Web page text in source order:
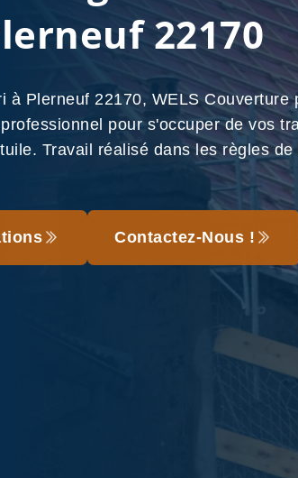
22170
à Plerneuf 22170, WELS Couverture
pour s'occuper de vos
Travail réalisé dans les règles
Contactez-Nous !